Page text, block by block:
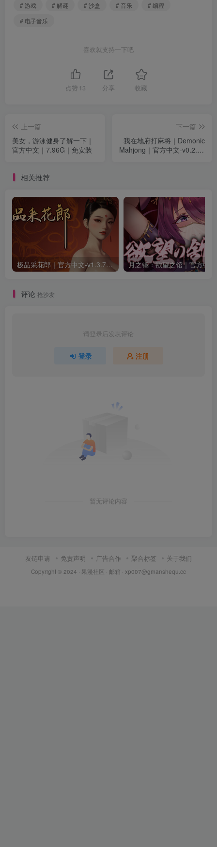
# 游戏
# 解谜 # 沙盒 # 音乐
# 编程
# 电子音乐
喜欢就支持一下吧
点赞 13 分享 收藏
上一篇
美女，游泳健身了解一下｜
官方中文｜7.96G｜免安装
下一篇
我在地府打麻将｜Demonic
Mahjong｜官方中文-v0.2.57
相关推荐
极品采花郎｜官方中文-v1.3.7+满金币初始存档+通关存档｜7.11G｜免安装
评论 抢沙发
请登录后发表评论
登录 注册
暂无评论内容
友链申请 免责声明 广告合作 聚合标签 关于我们
Copyright © 2024 · 果漫社区 · 邮箱 · xp007@gmanshequ.cc